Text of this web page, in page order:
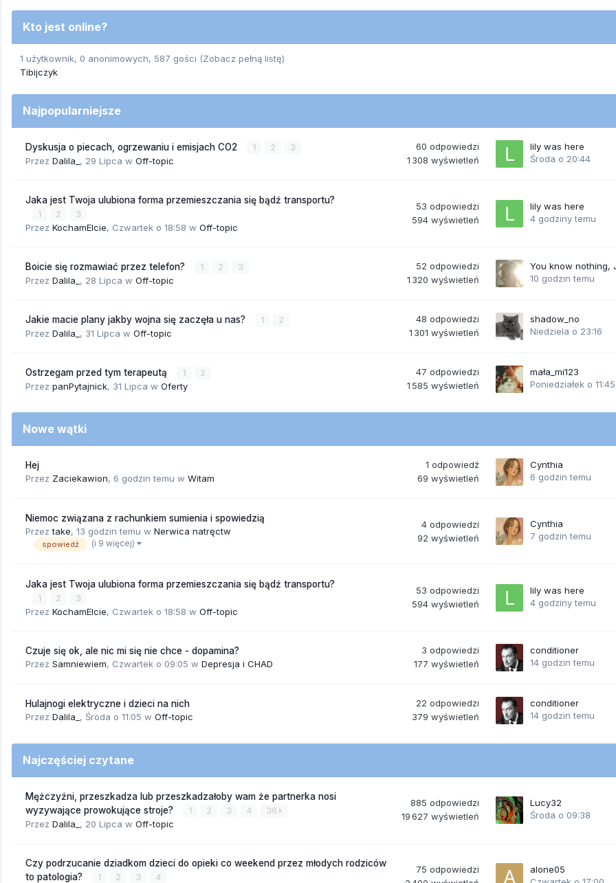
Kto jest online?
1 użytkownik, 0 anonimowych, 587 gości (Zobacz pełną listę)
Tibijczyk
Najpopularniejsze
Dyskusja o piecach, ogrzewaniu i emisjach CO2 1 2 3
Przez Dalila_ , 29 Lipca w Off-topic
60 odpowiedzi
1 308 wyświetleń
lily was here
Środa o 20:44
Jaka jest Twoja ulubiona forma przemieszczania się bądź transportu?
1 2 3
Przez KochamElcie, Czwartek o 18:58 w Off-topic
53 odpowiedzi
594 wyświetleń
lily was here
4 godziny temu
Boicie się rozmawiać przez telefon? 1 2 3
Przez Dalila_ , 28 Lipca w Off-topic
52 odpowiedzi
1 320 wyświetleń
You know nothing,
10 godzin temu
Jakie macie plany jakby wojna się zaczęła u nas? 1 2
Przez Dalila_ , 31 Lipca w Off-topic
48 odpowiedzi
1 301 wyświetleń
shadow_no
Niedziela o 23:16
Ostrzegam przed tym terapeutą 1 2
Przez panPytajnick, 31 Lipca w Oferty
47 odpowiedzi
1 585 wyświetleń
mała_mi123
Poniedziałek o 11:45
Nowe wątki
Hej
Przez Zaciekawion, 6 godzin temu w Witam
1 odpowiedź
69 wyświetleń
Cynthia
6 godzin temu
Niemoc związana z rachunkiem sumienia i spowiedzią
Przeztake, 13 godzin temu w Nerwica natręctw
spowiedź (i 9 więcej)
4 odpowiedzi
92 wyświetleń
Cynthia
7 godzin temu
Jaka jest Twoja ulubiona forma przemieszczania się bądź transportu?
1 2 3
Przez KochamElcie, Czwartek o 18:58 w Off-topic
53 odpowiedzi
594 wyświetleń
lily was here
4 godziny temu
Czuje się ok, ale nic mi się nie chce - dopamina?
Przez Samniewiem, Czwartek o 09:05 w Depresja i CHAD
3 odpowiedzi
177 wyświetleń
conditioner
14 godzin temu
Hulajnogi elektryczne i dzieci na nich
Przez Dalila_ , Środa o 11:05 w Off-topic
22 odpowiedzi
379 wyświetleń
conditioner
14 godzin temu
Najczęściej czytane
Mężczyźni, przeszkadza lub przeszkadzałoby wam że partnerka nosi
wyzywające prowokujące stroje?
1 2 3 4 36
Przez Dalila_ , 20 Lipca w Off-topic
885 odpowiedzi
19 627 wyświetleń
Lucy32
Środa o 09:38
Czy podrzucanie dziadkom dzieci do opieki co weekend przez młodych rodziców
to patologia?
1 2 3 4
75 odpowiedzi
alone05